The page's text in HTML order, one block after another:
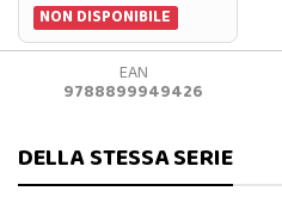
NON DISPONIBILE
EAN
9788899949426
DELLA STESSA SERIE